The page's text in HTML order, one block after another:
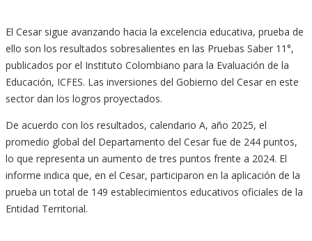
El Cesar sigue avanzando hacia la excelencia educativa, prueba de
ello son los resultados sobresalientes en las Pruebas Saber 11°,
publicados por el Instituto Colombiano para la Evaluación de la
Educación, ICFES. Las inversiones del Gobierno del Cesar en este
sector dan los logros proyectados.
De acuerdo con los resultados, calendario A, año 2025, el
promedio global del Departamento del Cesar fue de 244 puntos,
lo que representa un aumento de tres puntos frente a 2024. El
informe indica que, en el Cesar, participaron en la aplicación de la
prueba un total de 149 establecimientos educativos oficiales de la
Entidad Territorial.